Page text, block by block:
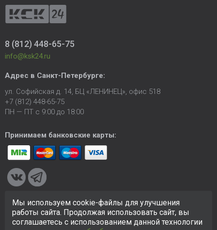
8 (812) 448-65-75
info@ksk24.ru
Адрес в Санкт-Петербурге:
ул. Софийская д. 14, БЦ «ЛЕНИНЕЦ», офис 518
+7 (812) 448-65-75
ПН — ПТ с 9:00 до 18:00
Принимаем банковские карты:
© 2005-2026 ООО «КСК». Сайтhttps://ksk24.ruсоздан
исключительно в информационных целях и любая информация
на сайте не является публичной офертой.Политика в
Мы используем cookie-файлы для улучшения
работы сайта. Продолжая использовать сайт, вы
соглашаетесь с использованием данной технологии